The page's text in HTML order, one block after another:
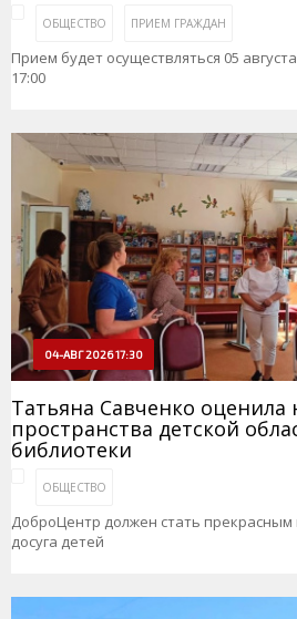
ОБЩЕСТВО ПРИЕМ ГРАЖДАН
Прием будет осуществляться 05
17:00
04-АВГ 2026 17:30
Татьяна Савченко оценила
пространства детской
библиотеки
ОБЩЕСТВО
ДоброЦентр должен стать
досуга детей